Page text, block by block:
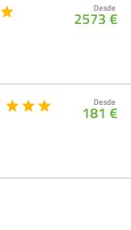
Desde
2573 €
Desde
181 €